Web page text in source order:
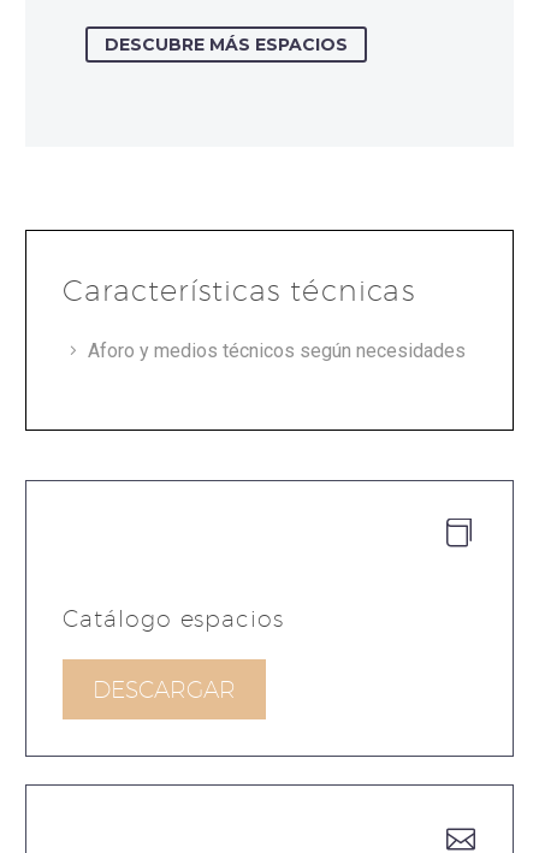
DESCUBRE MÁS ESPACIOS
Características técnicas
Aforo y medios técnicos según necesidades


Catálogo espacios
DESCARGAR

